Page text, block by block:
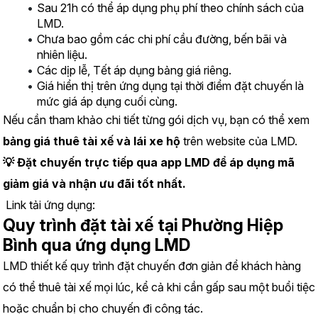
Sau 21h có thể áp dụng phụ phí theo chính sách của
LMD.
Chưa bao gồm các chi phí cầu đường, bến bãi và
nhiên liệu.
Các dịp lễ, Tết áp dụng bảng giá riêng.
Giá hiển thị trên ứng dụng tại thời điểm đặt chuyến là
mức giá áp dụng cuối cùng.
bảng giá thuê tài xế và lái xe hộ trên website của LMD.
💡 Đặt chuyến trực tiếp qua app LMD để áp dụng mã
giảm giá và nhận ưu đãi tốt nhất.
Link tải ứng dụng:
Quy trình đặt tài xế tại Phường Hiệp
Bình qua ứng dụng LMD
LMD thiết kế quy trình đặt chuyến đơn giản để khách hàng
có thể thuê tài xế mọi lúc, kể cả khi cần gấp sau một buổi tiệc
hoặc chuẩn bị cho chuyến đi công tác.